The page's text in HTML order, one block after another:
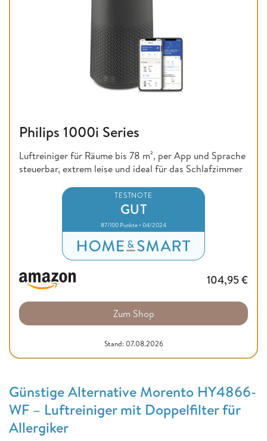
Philips 1000i Series
Luftreiniger für Räume bis 78 m², per App und Sprache
steuerbar, extrem leise und ideal für das Schlafzimmer
TESTNOTE
GUT
87/100 Punkte • 04/2024
104,95€
Zum Shop
Stand: 07.08.2026
Günstige Alternative Morento HY4866-
WF – Luftreiniger mit Doppelfilter für
Allergiker